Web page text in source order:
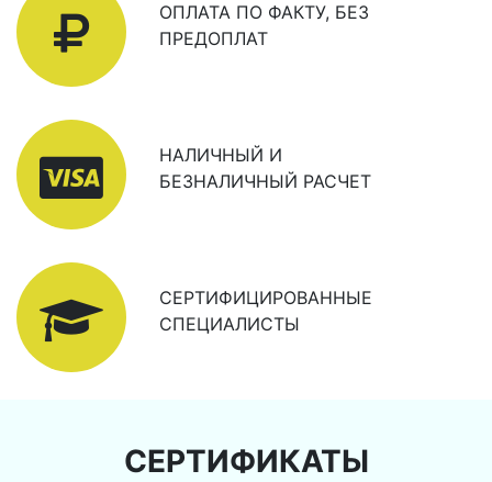
ОПЛАТА ПО ФАКТУ, БЕЗ
ПРЕДОПЛАТ
НАЛИЧНЫЙ И
БЕЗНАЛИЧНЫЙ РАСЧЕТ
СЕРТИФИЦИРОВАННЫЕ
СПЕЦИАЛИСТЫ
СЕРТИФИКАТЫ